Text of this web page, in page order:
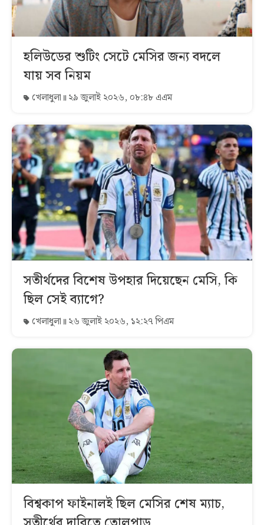
হলিউডের শুটিং সেটে মেসির জন্য বদলে
যায় সব নিয়ম
খেলাধুলা ২৯ জুলাই ২০২৬, ০৮:৪৮ এএম
সতীর্থদের বিশেষ উপহার দিয়েছেন মেসি, কি
ছিল সেই ব্যাগে?
খেলাধুলা ২৬ জুলাই ২০২৬, ১২:২৭ পিএম
বিশ্বকাপ ফাইনালই ছিল মেসির শেষ ম্যাচ,